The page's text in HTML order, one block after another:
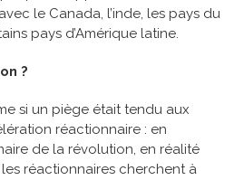
le Canada, l’inde, les pays du
pays d’Amérique latine.
?
si un piège était tendu aux
réactionnaire : en
de la révolution, en réalité
réactionnaires cherchent à